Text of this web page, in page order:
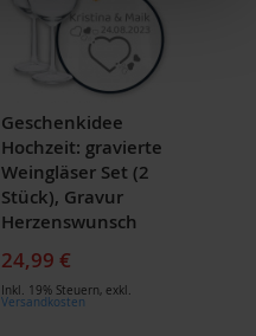
Geschenkidee
Hochzeit: gravierte
Weingläser Set (2
Stück), Gravur
Herzenswunsch
24,99 €
Inkl. 19% Steuern, exkl.
Versandkosten